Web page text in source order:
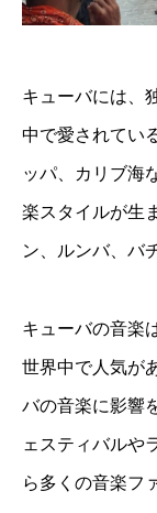
キューバには、
中で愛されてい
ッパ、カリブ海
楽スタイルが生
ン、ルンバ、バ
キューバの音楽
世界中で人気が
バの音楽に影響
ェスティバルや
ら多くの音楽フ